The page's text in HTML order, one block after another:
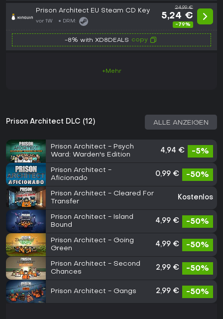
Prison Architect EU Steam CD Key
vor 1W DRM:
24,99 €
5,24 €
-79%
-8% with XD8DEALS copy
+Mehr
Prison Architect DLC (12) ALLE ANZEIGEN
Prison Architect - Psych
Ward: Warden's Edition
4,94 € -5%
Prison Architect -
Aficionado
0,99 € -50%
Prison Architect - Cleared For
Transfer
Kostenlos
Prison Architect - Island
Bound
4,99 € -50%
Prison Architect - Going
Green
4,99 € -50%
Prison Architect - Second
Chances
2,99 € -50%
Prison Architect - Gangs 2,99 € -50%